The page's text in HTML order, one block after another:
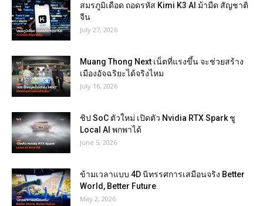
สมรภูมิเดือด ถอดรหัส Kimi K3 AI ม้ามืด สัญชาติ
จีน
July 27, 2026
Muang Thong Next เน็ตที่แรงขึ้น จะช่วยสร้าง
เมืองอัจฉริยะได้จริงไหม
July 16, 2026
ชิป SoC ตัวใหม่ เปิดตัว Nvidia RTX Spark ชู
Local AI พกพาได้
June 5, 2026
ข้ามเวลาแบบ 4D นิทรรศการเสมือนจริง Better
World, Better Future
May 2, 2026